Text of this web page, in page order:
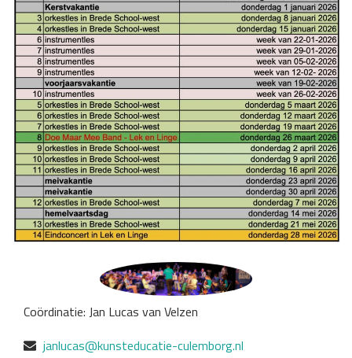
Coördinatie: Jan Lucas van Velzen
janlucas@kunsteducatie-culemborg.nl